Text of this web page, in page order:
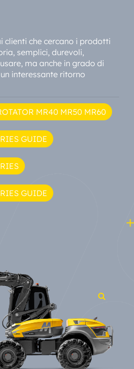
clienti che cercano i prodotti
semplici, durevoli,
ma anche in grado di
interessante ritorno
MR40 MR50 MR60
GUIDE
GUIDE